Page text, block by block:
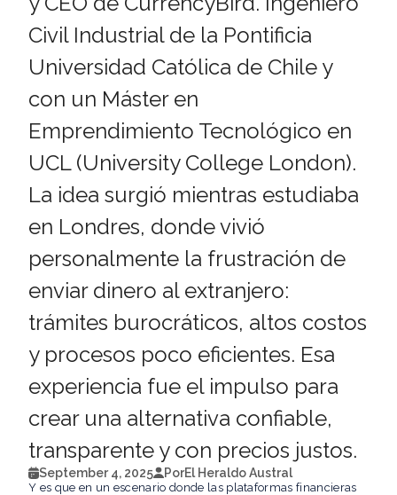
Civil Industrial de la Pontificia
Universidad Católica de Chile y
con un Máster en
Emprendimiento Tecnológico en
UCL (University College London).
La idea surgió mientras estudiaba
en Londres, donde vivió
personalmente la frustración de
enviar dinero al extranjero:
trámites burocráticos, altos costos
y procesos poco eficientes. Esa
experiencia fue el impulso para
crear una alternativa confiable,
transparente y con precios justos.
September 4, 2025 PorEl Heraldo Austral
Y es que en un escenario donde las plataformas financieras